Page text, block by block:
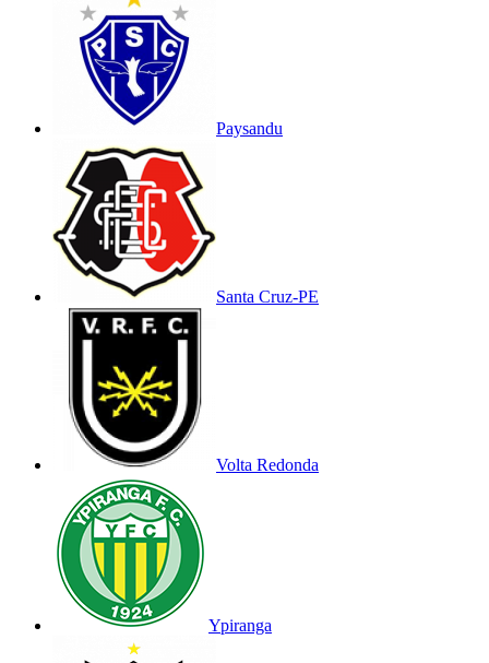
Paysandu
Santa Cruz-PE
Volta Redonda
Ypiranga